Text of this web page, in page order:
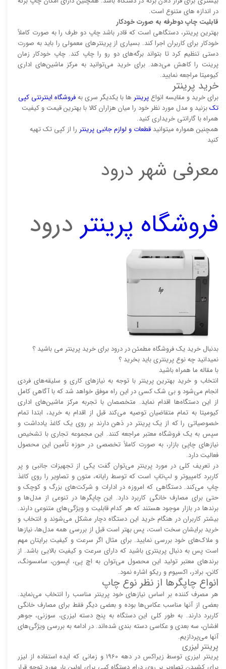
در اندازه های متنوع است.
قابلیت چاپ دوطرفه به صورت خودکار
بهترین پرینتر، دستگاهی است که قادر باشد چاپ دو طرف را به صورت کاملاً
خودکار برای کاربران اجرا کند. بسیاری از پرینتر‌های معمولی را باید به صورت
دستی تنظیم کرد تا بتواند برگه‌های دو رو را چاپ کند. چاپ خودکار زمان
پرینت را کاهش می‌دهد. برای خرید می‌توانید به مرکز ماشین‌های اداری
کیومیتا مراجعه نمایید.
خرید پرینتر
برای خرید و مقایسه انواع پرینتر‌ ها با یکدیگر سری بهفروشگاه اینترنتی کپی
تکبزنید و مدل مورد نظر خود را میان هزاران کالا با بهترین قیمت و کیفیت
همراه با گارانتی خریداری کنید.
همچنین همواره میتوانید قطعات و لوازم جانبی پرینتر را از کپی تک تهیه
کنید
معرفی شهر درود
فروشگاه پرینتر درود
بدنبال خرید یک فروشگاه مطمئن در درود برای خرید پرینتر می باشید ؟
نمیدانید چه نوع پرینتری باید بخرید ؟
با مقاله ما همراه باشید
انتخاب و خرید بهترین پرینتر با توجه به نیاز‌‌های کاری و سلیقه‌های فردی
انجام می‌شود و بی شک کسی در این راه موفق خواهد شد که با آگاهی کامل
از این دستگاه‌ها اقدام نماید. متخصصان با تجربه مرکز ماشین‌های اداری
کیومیتا به تمام متقاضیان توصیه می‌کند قبل از اقدام به خرید، ابتدا تمام
خصوصیاتی را که از یک پرینتر در ذهن دارند بر روی یک کاغذ یادداشت و
سپس به یک فروشگاه معتبر مراجعه کنند. این مجموعه تجاری با تشخیص
نیاز‌‌های چاپی بازار، به صورت کاملاً تخصصی در حوزه تأمین این محصول
فعالیت دارد.
در تعریف کلی در مورد پرینتر می‌توان گفت یکی از تجهیزات جانبی و پر
کاربرد کامپیوتر و لپ‌تاپ است که توسط رایانه، متون و تصاویر را روی کاغذ
چاپ می‌کند. دستگاهی که امروزه در ادارات و شرکت‌های بزرگ و کوچک و
حتی برای مصارف خانگی کاربرد دارد. این چاپگر‌ها در تنوعی از مدل‌ها و
برند‌ها در بازار موجود هستند که هر کدام قابلیت و ویژگی‌های متنوعی دارند.
بیشتر کاربران در هنگام خرید این دستگاه دچار مشکل می‌شوند و انتخاب و
خرید برایشان سخت است، پس بهتر است قبل از بررسی همه مدل‌ها، نیاز‌ها
و ملاک‌های خود بررسی نمایید. برای مثال اگر سرعت و کیفیت برایتان مهم
است پس به دنبال پرینتری باشید که دارای سرعت و کیفیت بالایی باشد. از
برند‌های معتبر تولید این محصول می‌توان به اچ پی، اپسون، سامسونگ،
کانن، برادر، اکسیوم و ریکو اشاره نمود.
انواع چاپگر‌ها از نظر نوع چاپ
هر مصرف کننده بر اساس نیاز‌های خود پرینتر مناسب را انتخاب می‌نماید.
بعضی از آنها مناسب عکاس‌ها بوده و بعضی دیگر فقط برای مصارف خانگی
کاربرد دارند. به طور کلی این دستگاه به پنج دسته لیزری، سوزنی، جوهر
افشان، سه بعدی و عکاسی دسته بندی شده‌اند. در ادامه به بررسی ویژگی‌های
آنها می‌پردازیم.
پرینتر لیزری
پرینتر لیزری توسط زیراکس در دهه 1960 و زمانی که ایده استفاده از لیزر